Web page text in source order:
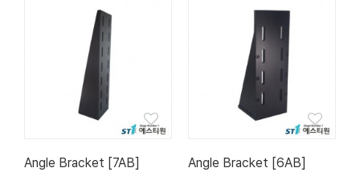
Angle Bracket [7AB]
Angle Bracket [6AB]